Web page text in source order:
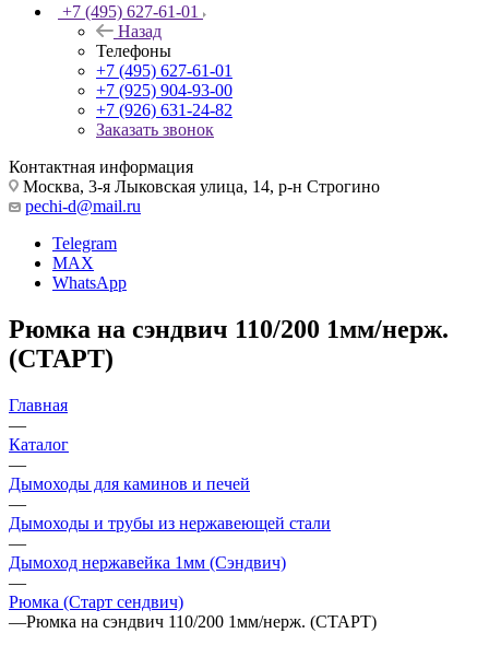
+7 (495) 627-61-01
Назад
Телефоны
+7 (495) 627-61-01
+7 (925) 904-93-00
+7 (926) 631-24-82
Заказать звонок
Контактная информация
Москва, 3-я Лыковская улица, 14, р-н Строгино
pechi-d@mail.ru
Telegram
MAX
WhatsApp
Рюмка на сэндвич 110/200 1мм/нерж.
(СТАРТ)
Главная
—
Каталог
—
Дымоходы для каминов и печей
—
Дымоходы и трубы из нержавеющей стали
—
Дымоход нержавейка 1мм (Сэндвич)
—
Рюмка (Старт сендвич)
—Рюмка на сэндвич 110/200 1мм/нерж. (СТАРТ)